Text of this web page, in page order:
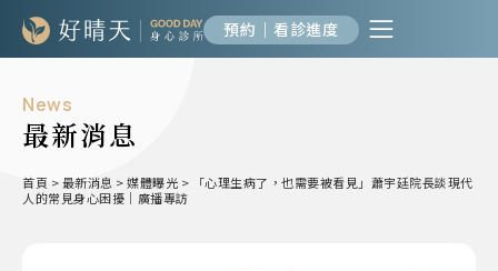
預約｜看診進度
News
最新消息
首頁 >最新消息 >媒體曝光 >
「心理生病了，也需要被看見」蕭宇廷院長談現代
人的常見身心困擾｜廣播專訪